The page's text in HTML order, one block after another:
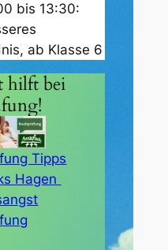
bis 13:30:
ab Klasse 6
hilft bei
Tipps
Hagen